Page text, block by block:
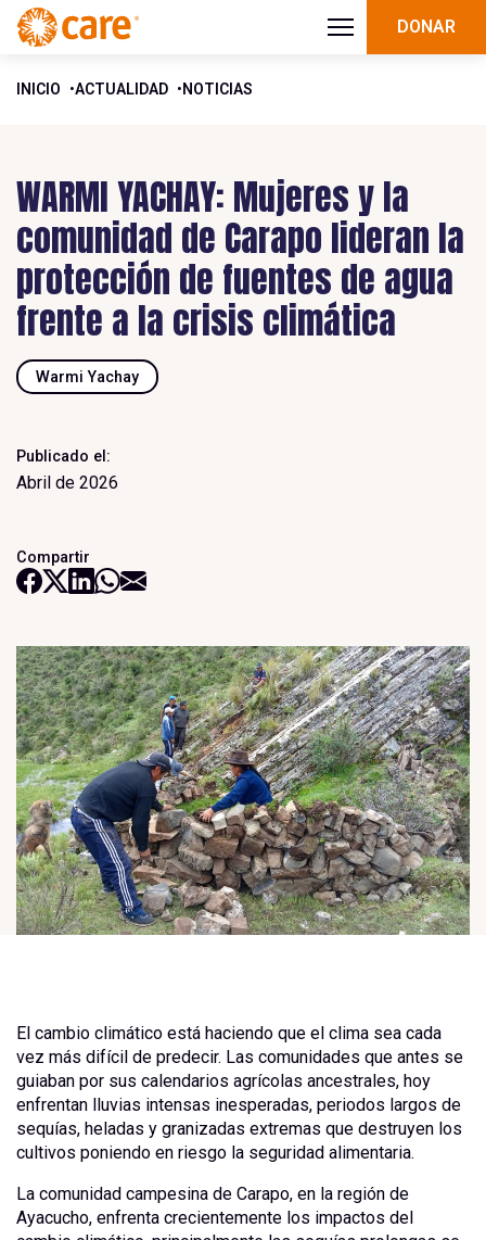
DONAR
INICIO ACTUALIDAD NOTICIAS
WARMI YACHAY: Mujeres y la
comunidad de Carapo lideran la
protección de fuentes de agua
frente a la crisis climática
Warmi Yachay
Publicado el:
Abril de 2026
Compartir
El cambio climático está haciendo que el clima sea cada
vez más difícil de predecir. Las comunidades que antes se
guiaban por sus calendarios agrícolas ancestrales, hoy
enfrentan lluvias intensas inesperadas, periodos largos de
sequías, heladas y granizadas extremas que destruyen los
cultivos poniendo en riesgo la seguridad alimentaria.
La comunidad campesina de Carapo, en la región de
Ayacucho, enfrenta crecientemente los impactos del